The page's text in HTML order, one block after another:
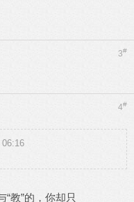
3#
4#
06:16
教”的，你却只